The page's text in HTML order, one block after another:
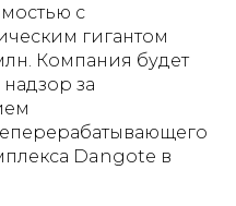
с
гигантом
Компания будет
за
Dangote в